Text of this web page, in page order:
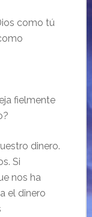
como tú
fielmente
dinero.
Si
nos ha
el dinero